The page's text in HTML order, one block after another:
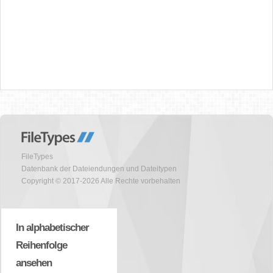
FileTypes
Datenbank der Dateiendungen und Dateitypen
Copyright © 2017-2026 Alle Rechte vorbehalten
In alphabetischer
Reihenfolge
ansehen